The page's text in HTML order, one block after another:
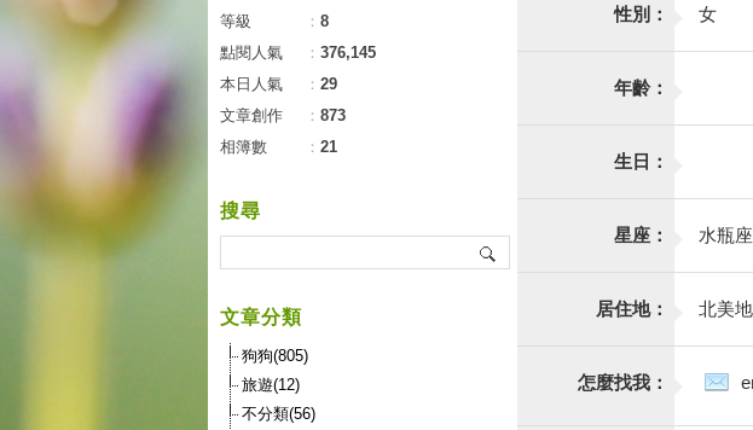
性別： 女
年齡：
生日：
星座： 水瓶座
居住地： 北美
怎麼找我：
等級
： 8
點閱人氣
： 376,145
本日人氣
： 29
文章創作
： 873
相簿數
： 21
搜尋
文章分類
狗狗(805)
旅遊(12)
不分類(56)